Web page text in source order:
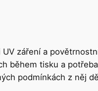
záření a
během tisku a
podmínkách z něj